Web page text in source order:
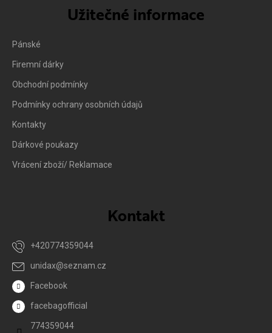
Užitečné informace
Pánské
Firemní dárky
Obchodní podmínky
Podmínky ochrany osobních údajů
Kontakty
Dárkové poukazy
Vrácení zboží/ Reklamace
Kontakt
unidax@seznam.cz
+420774359044
Facebook
facebagofficial
774359044